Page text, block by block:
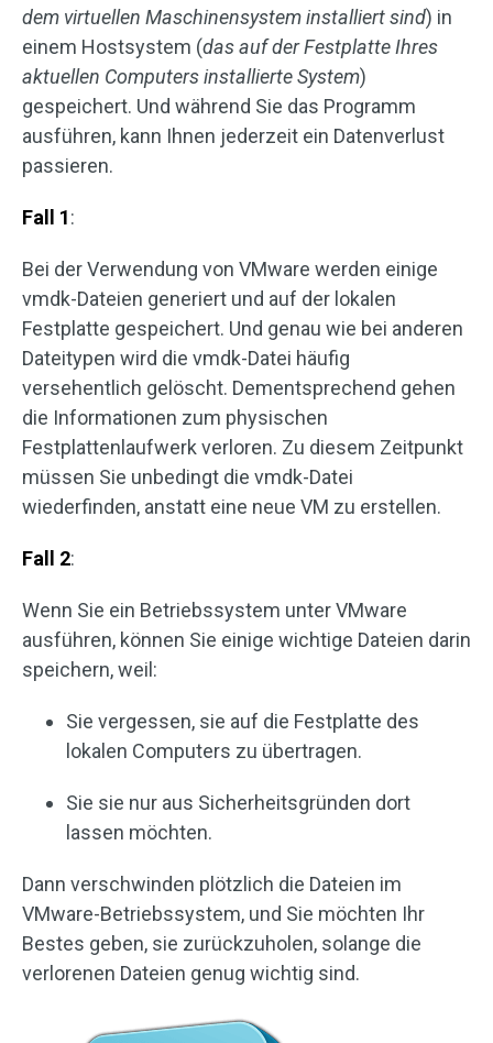
dem virtuellen Maschinensystem installiert sind) in
einem Hostsystem (das auf der Festplatte Ihres
aktuellen Computers installierte System)
gespeichert. Und während Sie das Programm
ausführen, kann Ihnen jederzeit ein Datenverlust
passieren.
Fall 1:
Bei der Verwendung von VMware werden einige
vmdk-Dateien generiert und auf der lokalen
Festplatte gespeichert. Und genau wie bei anderen
Dateitypen wird die vmdk-Datei häufig
versehentlich gelöscht. Dementsprechend gehen
die Informationen zum physischen
Festplattenlaufwerk verloren. Zu diesem Zeitpunkt
müssen Sie unbedingt die vmdk-Datei
wiederfinden, anstatt eine neue VM zu erstellen.
Fall 2:
Wenn Sie ein Betriebssystem unter VMware
ausführen, können Sie einige wichtige Dateien darin
speichern, weil:
Sie vergessen, sie auf die Festplatte des
lokalen Computers zu übertragen.
Sie sie nur aus Sicherheitsgründen dort
lassen möchten.
Dann verschwinden plötzlich die Dateien im
VMware-Betriebssystem, und Sie möchten Ihr
Bestes geben, sie zurückzuholen, solange die
verlorenen Dateien genug wichtig sind.